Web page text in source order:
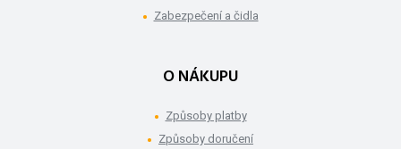
Zabezpečení a čidla
O NÁKUPU
Způsoby platby
Způsoby doručení